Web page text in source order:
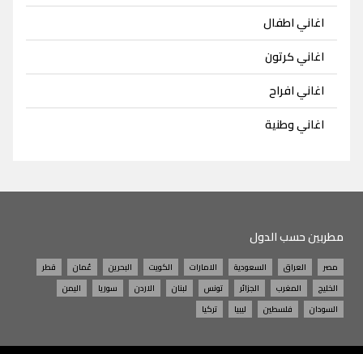
اغاني اطفال
اغاني كرتون
اغاني افراح
اغاني وطنية
مطربين حسب الدول
مصر العراق السعودية الامارات الكويت البحرين عُمان
قطر
الخليج
المغرب الجزائر تونس لبنان الاردن سوريا
اليمن
السودان
فلسطين ليبيا تركيا